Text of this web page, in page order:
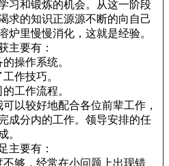
习和锻炼的机会。从这一阶段
求的知识正源源不断的向自己
炉里慢慢消化，这就是经验。
主要有：
操作系统。
作技巧。
工作流程。
以较好地配合各位前辈工作，
成分内的工作。领导安排的任
。
主要有：
够，经常在小问题上出现错